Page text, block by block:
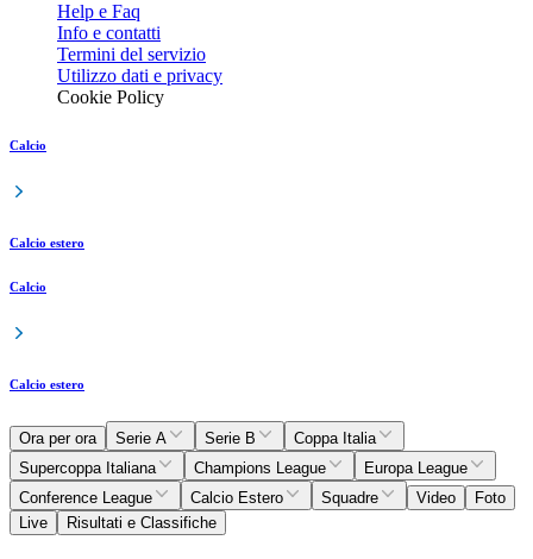
Help e Faq
Info e contatti
Termini del servizio
Utilizzo dati e privacy
Cookie Policy
Calcio
Calcio estero
Calcio
Calcio estero
Ora per ora Serie A Serie B
Coppa Italia
Supercoppa Italiana
Champions League
Europa League
Conference League
Calcio Estero Squadre Video
Foto
Live
Risultati e Classifiche